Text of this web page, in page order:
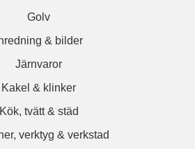
Golv
& bilder
Järnvaror
Kakel & klinker
Kök, tvätt & städ
verktyg & verkstad